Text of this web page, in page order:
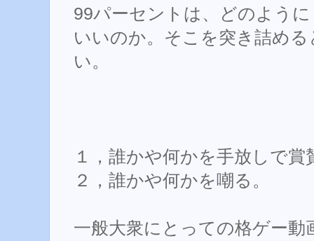
99パーセントは、どのよう
いいのか。そこを突き詰め
い。
１，誰かや何かを手放しで賞
２，誰かや何かを嘲る。
一般大衆にとっての格ゲー